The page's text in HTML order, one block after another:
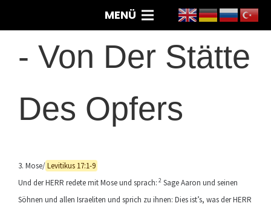
MENÜ
- Von Der Stätte
Des Opfers
3. Mose/Levitikus 17:1-9
Und der HERR redete mit Mose und sprach: 2 Sage Aaron und seinen
Söhnen und allen Israeliten und sprich zu ihnen: Dies ist’s, was der HERR